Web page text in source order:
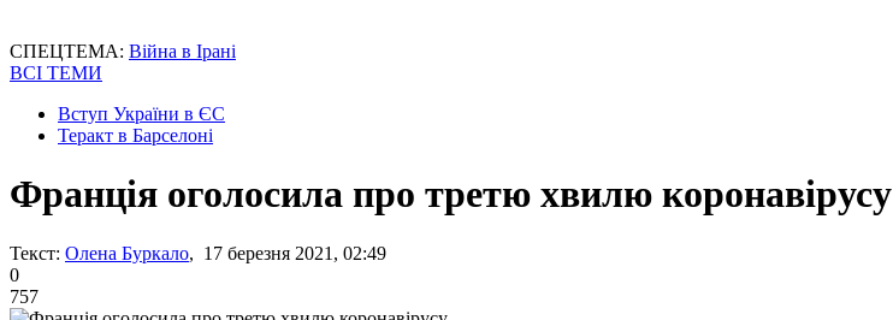
СПЕЦТЕМА: Війна в Ірані
ВСІ ТЕМИ
Вступ України в ЄС
Теракт в Барселоні
Франція оголосила про третю хвилю коронавірусу
Текст: Олена Буркало, 17 березня 2021, 02:49
0
757